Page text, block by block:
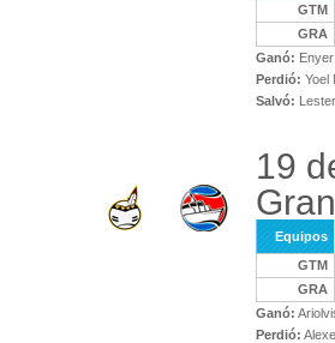
GTM
GRA
Ganó:
Perdió: Yoel
Salvó:
19
Equipos
GTM
GRA
Ganó:
Perdió: